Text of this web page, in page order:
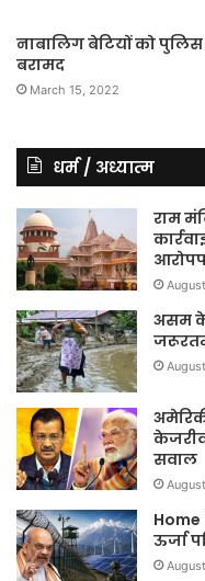
नाबालिग बेटियों को
बरामद
March 15, 2022
धर्म / अध्यात्म
राम
असम के
सवाल
ऊर्जा